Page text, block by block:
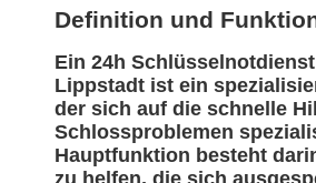
Definition und
Ein 24h
Lippstadt ist ein
der sich auf die schnelle
Schlossproblemen
Hauptfunktion besteht